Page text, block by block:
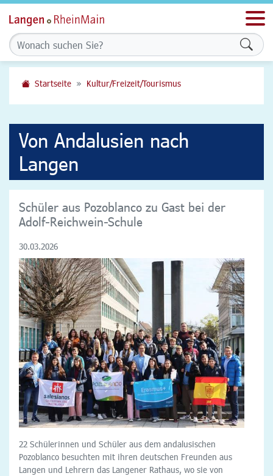
Startseite Kultur/Freizeit/Tourismus
Von Andalusien nach
Langen
Schüler aus Pozoblanco zu Gast bei der
Adolf-Reichwein-Schule
22 Schülerinnen und Schüler aus dem andalusischen
Pozoblanco besuchten mit ihren deutschen Freunden aus
Langen und Lehrern das Langener Rathaus, wo sie von
30.03.2026